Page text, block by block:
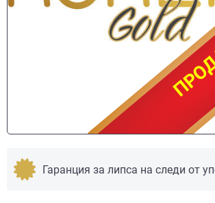
Гаранция за липса на следи от